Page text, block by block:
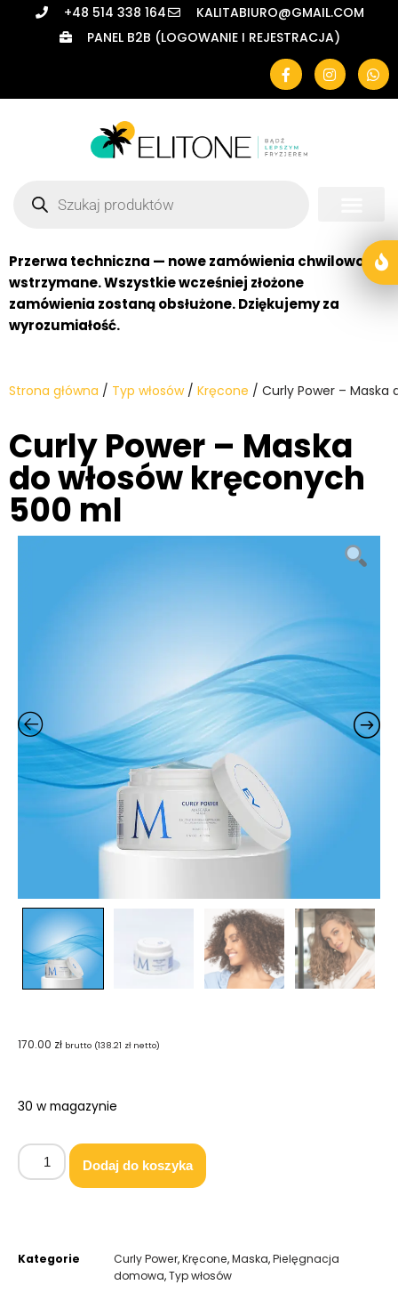
+48 514 338 164
KALITABIURO@GMAIL.COM
PANEL B2B (LOGOWANIE I REJESTRACJA)
Przerwa techniczna — nowe zamówienia chwilowo
wstrzymane. Wszystkie wcześniej złożone
zamówienia zostaną obsłużone. Dziękujemy za
wyrozumiałość.
Strona główna / Typ włosów/ Kręcone / Curly Power – Maska
Curly Power – Maska
do włosów kręconych
500 ml
170.00 zł brutto (138.21 złnetto)
30 w magazynie
Dodaj do koszyka
Kategorie Curly Power,Kręcone,Maska,Pielęgnacja
domowa,Typ włosów